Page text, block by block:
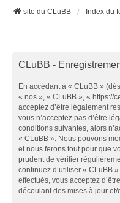
site du CLuBB Index du
CLuBB -
En accédant à « CLuBB »
« nos », « CLuBB », « https://
acceptez d’être légalement
vous n’acceptez pas d’être
conditions suivantes, alors
« CLuBB ». Nous pouvons
et nous ferons tout pour que
prudent de vérifier
continuez d’utiliser « CLuBB
effectués, vous acceptez
découlant des mises à jour